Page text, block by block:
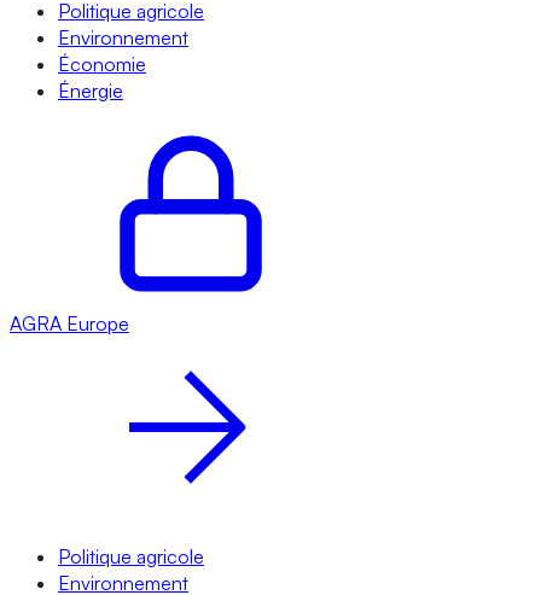
Politique agricole
Environnement
Économie
Énergie
AGRA Europe
Politique agricole
Environnement